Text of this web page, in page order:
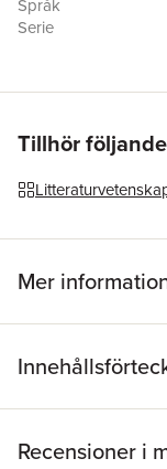
Martha
This book
his intellectual
continuing social
more generally to
Språk
Serie
ISBN
Tillhör
Mer
Recensioner i